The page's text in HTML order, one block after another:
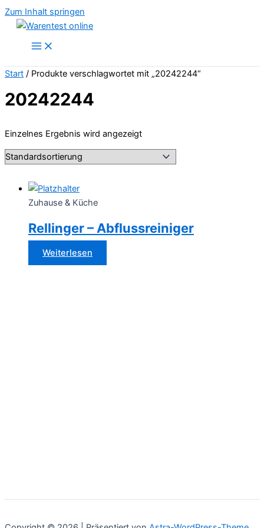
Zum Inhalt springen
Start / Produkte verschlagwortet mit „20242244“
20242244
Einzelnes Ergebnis wird angezeigt
Zuhause & Küche
Rellinger – Abflussreiniger
Weiterlesen